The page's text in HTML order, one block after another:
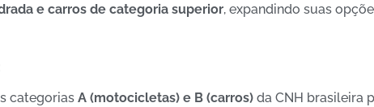
e carros de categoria superior, expandindo suas
categorias A (motocicletas) e B (carros) da CNH brasileira